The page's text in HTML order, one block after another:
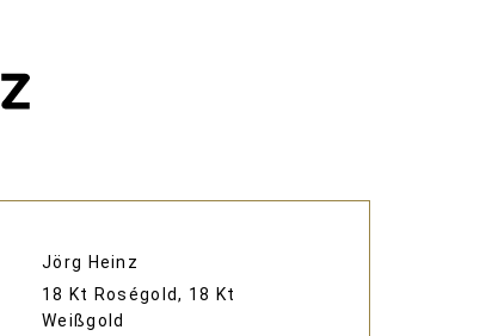
Jörg Heinz
18 Kt Roségold, 18 Kt
Weißgold